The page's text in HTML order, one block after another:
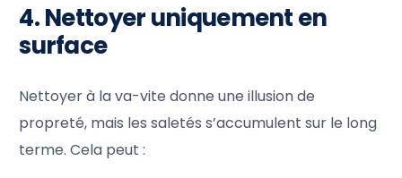
4. Nettoyer uniquement en
surface
Nettoyer à la va-vite donne une illusion de
propreté, mais les saletés s’accumulent sur le long
terme. Cela peut :